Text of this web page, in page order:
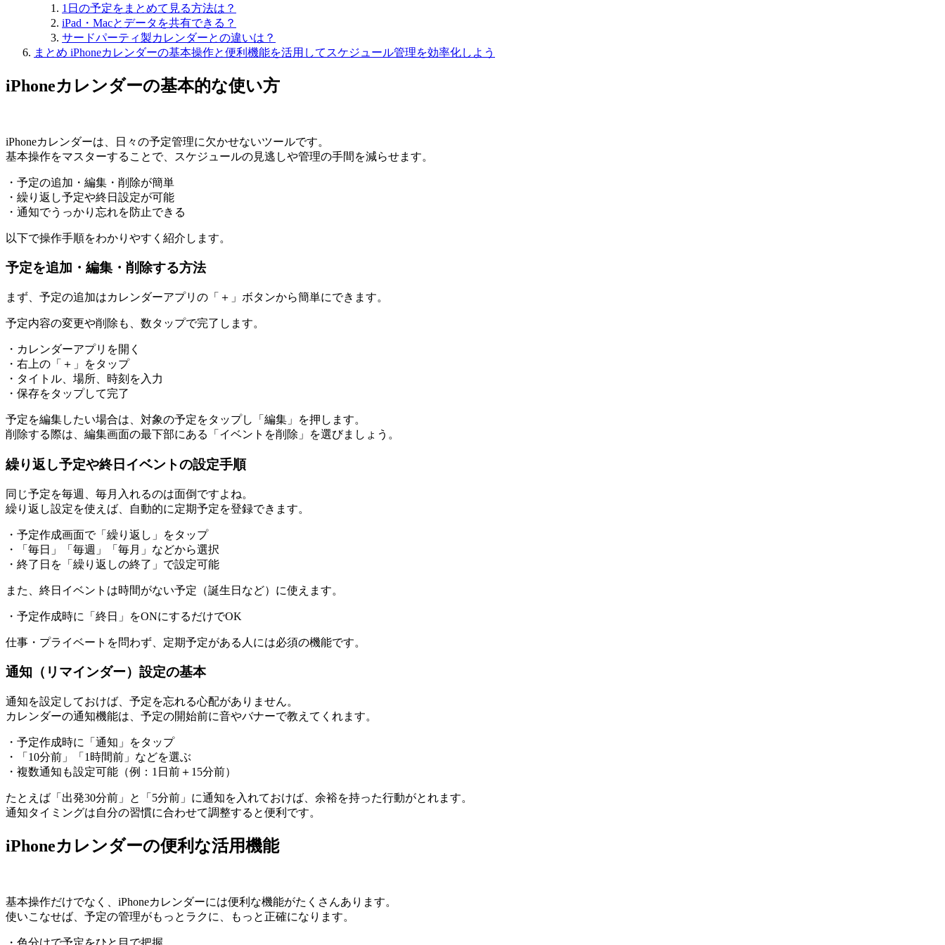
1日の予定をまとめて見る方法は？
iPad・Macとデータを共有できる？
サードパーティ製カレンダーとの違いは？
まとめ iPhoneカレンダーの基本操作と便利機能を活用してスケジュール管理を効率化しよう
iPhoneカレンダーの基本的な使い方
iPhoneカレンダーは、日々の予定管理に欠かせないツールです。
基本操作をマスターすることで、スケジュールの見逃しや管理の手間を減らせます。
・予定の追加・編集・削除が簡単
・繰り返し予定や終日設定が可能
・通知でうっかり忘れを防止できる
以下で操作手順をわかりやすく紹介します。
予定を追加・編集・削除する方法
まず、予定の追加はカレンダーアプリの「＋」ボタンから簡単にできます。
予定内容の変更や削除も、数タップで完了します。
・カレンダーアプリを開く
・右上の「＋」をタップ
・タイトル、場所、時刻を入力
・保存をタップして完了
予定を編集したい場合は、対象の予定をタップし「編集」を押します。
削除する際は、編集画面の最下部にある「イベントを削除」を選びましょう。
繰り返し予定や終日イベントの設定手順
同じ予定を毎週、毎月入れるのは面倒ですよね。
繰り返し設定を使えば、自動的に定期予定を登録できます。
・予定作成画面で「繰り返し」をタップ
・「毎日」「毎週」「毎月」などから選択
・終了日を「繰り返しの終了」で設定可能
また、終日イベントは時間がない予定（誕生日など）に使えます。
・予定作成時に「終日」をONにするだけでOK
仕事・プライベートを問わず、定期予定がある人には必須の機能です。
通知（リマインダー）設定の基本
通知を設定しておけば、予定を忘れる心配がありません。
カレンダーの通知機能は、予定の開始前に音やバナーで教えてくれます。
・予定作成時に「通知」をタップ
・「10分前」「1時間前」などを選ぶ
・複数通知も設定可能（例：1日前＋15分前）
たとえば「出発30分前」と「5分前」に通知を入れておけば、余裕を持った行動がとれます。
通知タイミングは自分の習慣に合わせて調整すると便利です。
iPhoneカレンダーの便利な活用機能
基本操作だけでなく、iPhoneカレンダーには便利な機能がたくさんあります。
使いこなせば、予定の管理がもっとラクに、もっと正確になります。
・色分けで予定をひと目で把握